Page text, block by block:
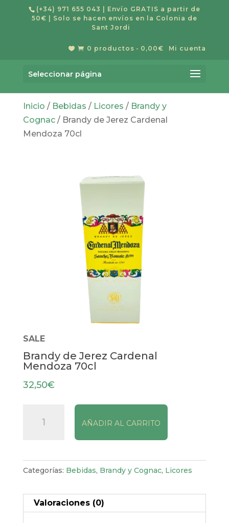
(+34) 971 655 043
| Envío GRATIS a partir de
50€ | Solo se hacen envíos en la Colonia de
Sant Jordi
Mi cuenta
  0 productos 0,00€
Seleccionar página
Búsqueda
Inicio / Bebidas / Licores / Brandy y
Cognac/ Brandy de Jerez Cardenal
Mendoza 70cl
SALE
Brandy de Jerez Cardenal
Mendoza 70cl
32,50€
Mendoza
cantidad
AÑADIR AL CARRITO
Categorías: Bebidas, Brandy y Cognac, Licores
Valoraciones (0)